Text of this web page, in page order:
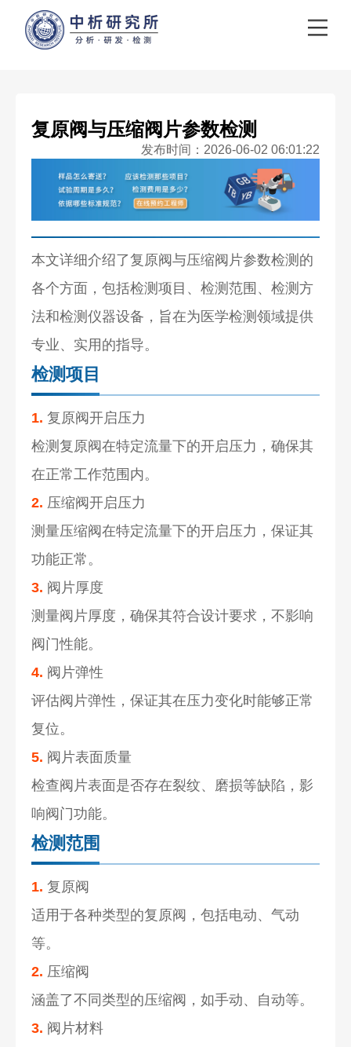
复原阀与压缩阀片参数检测
发布时间：2026-06-02 06:01:22
本文详细介绍了复原阀与压缩阀片参数检测的
各个方面，包括检测项目、检测范围、检测方
法和检测仪器设备，旨在为医学检测领域提供
专业、实用的指导。
检测项目
1. 复原阀开启压力
检测复原阀在特定流量下的开启压力，确保其
在正常工作范围内。
2. 压缩阀开启压力
测量压缩阀在特定流量下的开启压力，保证其
功能正常。
3. 阀片厚度
测量阀片厚度，确保其符合设计要求，不影响
阀门性能。
4. 阀片弹性
评估阀片弹性，保证其在压力变化时能够正常
复位。
5. 阀片表面质量
检查阀片表面是否存在裂纹、磨损等缺陷，影
响阀门功能。
检测范围
1. 复原阀
适用于各种类型的复原阀，包括电动、气动
等。
2. 压缩阀
涵盖了不同类型的压缩阀，如手动、自动等。
3. 阀片材料